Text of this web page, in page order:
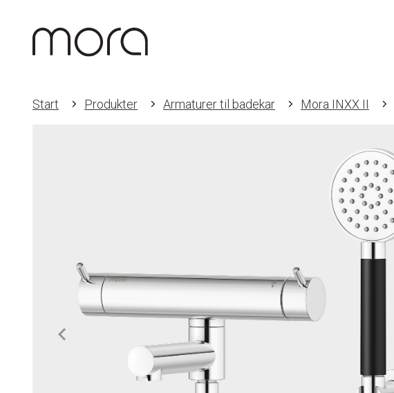
Start Produkter Armaturer til badekar Mora INXX II